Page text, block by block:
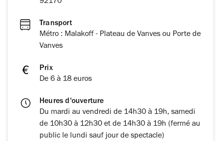
Transport
Métro : Malakoff - Plateau de Vanves ou Porte de
Vanves
Prix
De 6 à 18 euros
Heures d'ouverture
Du mardi au vendredi de 14h30 à 19h, samedi
de 10h30 à 12h30 et de 14h30 à 19h (fermé au
public le lundi sauf jour de spectacle)